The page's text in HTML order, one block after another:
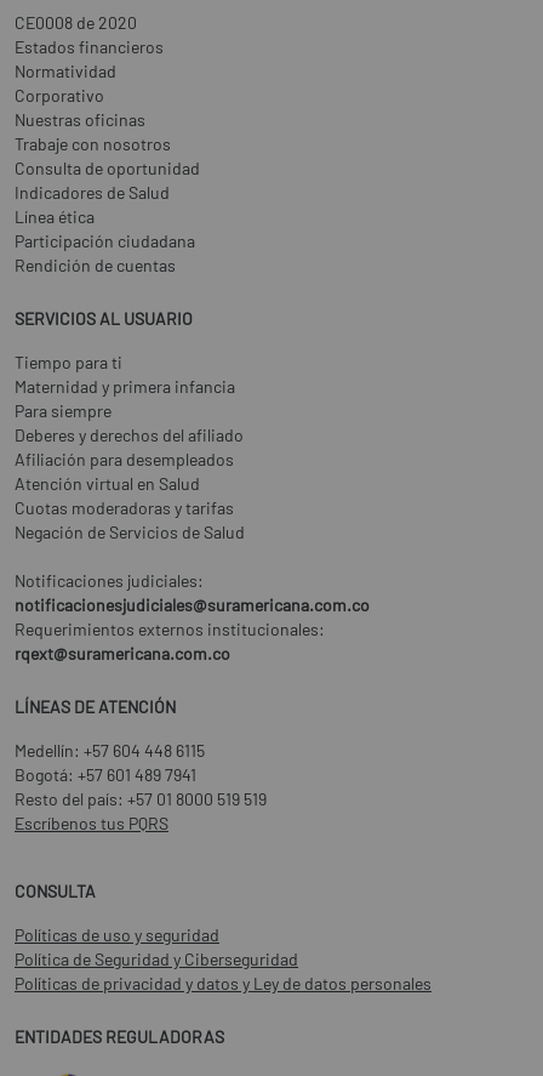
CE0008 de 2020
Estados financieros
Normatividad
Corporativo
Nuestras oficinas
Trabaje con nosotros
Consulta de oportunidad
Indicadores de Salud
Línea ética
Participación ciudadana
Rendición de cuentas
SERVICIOS AL USUARIO
Tiempo para ti
Maternidad y primera infancia
Para siempre
Deberes y derechos del afiliado
Afiliación para desempleados
Atención virtual en Salud
Cuotas moderadoras y tarifas
Negación de Servicios de Salud
Notificaciones judiciales:
notificacionesjudiciales@suramericana.com.co
Requerimientos externos institucionales:
rqext@suramericana.com.co
LÍNEAS DE ATENCIÓN
Medellín: +57 604 448 6115
Bogotá: +57 601 489 7941
Resto del país: +57 01 8000 519 519
Escríbenos tus PQRS
CONSULTA
Políticas de uso y seguridad
Política de Seguridad y Ciberseguridad
Políticas de privacidad y datos y Ley de datos personales
ENTIDADES REGULADORAS